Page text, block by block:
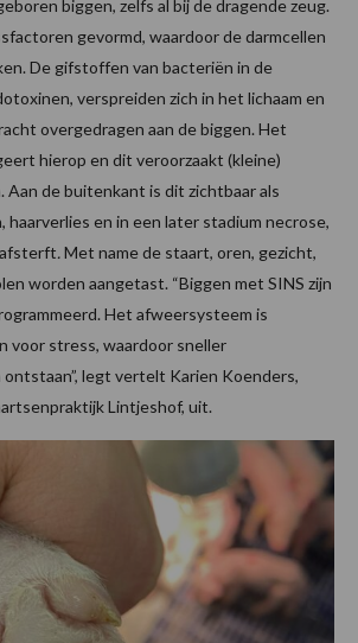
biggen, zelfs al bij de dragende zeug.
gevormd, waardoor de darmcellen
De gifstoffen van bacteriën in de
verspreiden zich in het lichaam en
overgedragen aan de biggen. Het
hierop en dit veroorzaakt (kleine)
de buitenkant is dit zichtbaar als
haarverlies en in een later stadium necrose,
.Met name de staart, oren, gezicht,
worden aangetast. “Biggen met SINS zijn
Het afweersysteem is
voor stress, waardoor sneller
legt vertelt Karien Koenders,
Lintjeshof, uit.